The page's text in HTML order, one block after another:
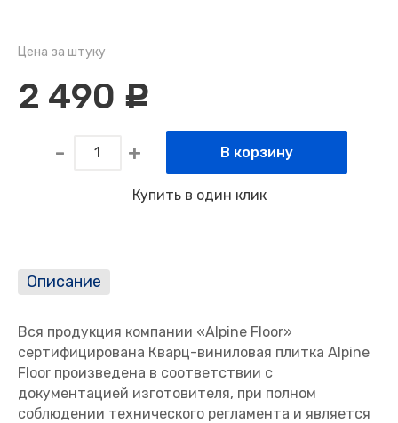
Цена за штуку
2 490 c
В корзину
Купить в один клик
Описание
Вся продукция компании «Alpine Floor»
сертифицирована Кварц-виниловая плитка Alpine
Floor произведена в соответствии с
документацией изготовителя, при полном
соблюдении технического регламента и является